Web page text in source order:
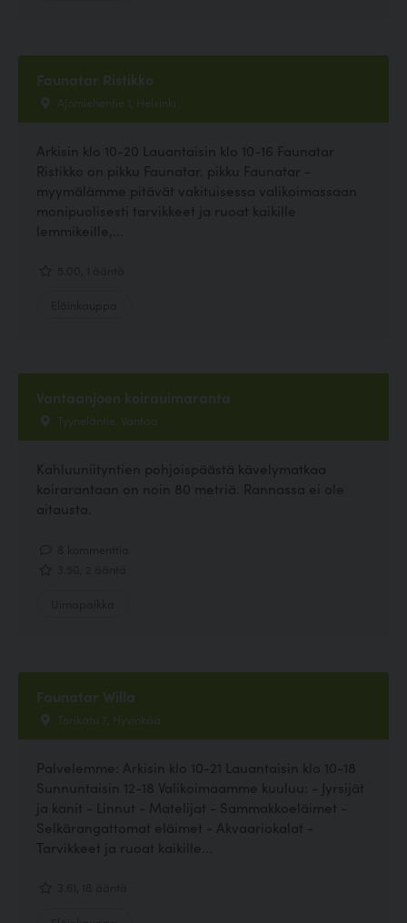
Faunatar Ristikko
Ajomiehentie 1, Helsinki
Arkisin klo 10-20 Lauantaisin klo 10-16 Faunatar
Ristikko on pikku Faunatar. pikku Faunatar -
myymälämme pitävät vakituisessa valikoimassaan
monipuolisesti tarvikkeet ja ruoat kaikille
lemmikeille,...
Vantaanjoen koirauimaranta
Tyyneläntie, Vantaa
Kahluuniityntien pohjoispäästä kävelymatkaa
koirarantaan on noin 80 metriä. Rannassa ei ole
aitausta.
Faunatar Willa
Torikatu 7, Hyvinkää
Palvelemme: Arkisin klo 10-21 Lauantaisin klo 10-18
Sunnuntaisin 12-18 Valikoimaamme kuuluu: - Jyrsijät
ja kanit - Linnut - Matelijat - Sammakkoeläimet -
Selkärangattomat eläimet - Akvaariokalat -
Tarvikkeet ja ruoat kaikille...